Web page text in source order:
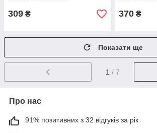
309 ₴ 370 ₴
Показати ще
1 / 7
Про нас
91% позитивних з 32 відгуків за рік